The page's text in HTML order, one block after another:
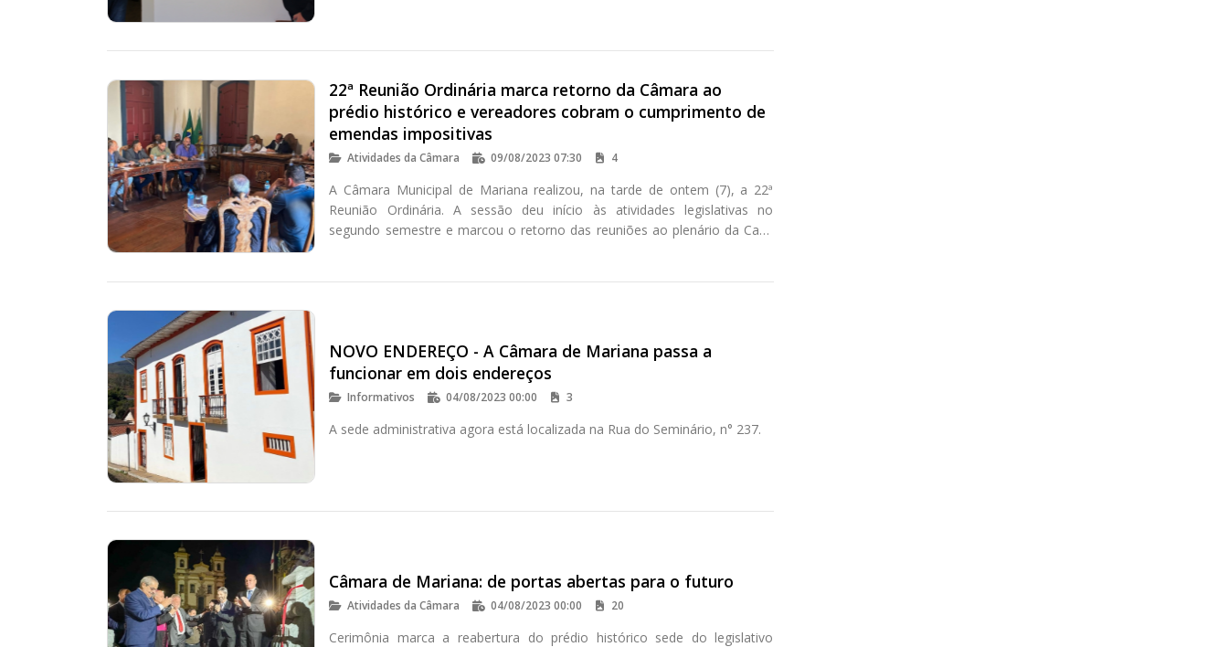
Hélvio Moreira Moraes, no bairro Vila do Carmo.
22ª Reunião Ordinária marca retorno da Câmara ao
prédio histórico e vereadores cobram o cumprimento de
emendas impositivas
Atividades da Câmara 09/08/2023 07:30 4
A Câmara Municipal de Mariana realizou, na tarde de ontem (7), a 22ª
Reunião Ordinária. A sessão deu início às atividades legislativas no
segundo semestre e marcou o retorno das reuniões ao plenário da Casa
NOVO ENDEREÇO - A Câmara de Mariana passa a
funcionar em dois endereços
Informativos 04/08/2023 00:00 3
A sede administrativa agora está localizada na Rua do Seminário, n° 237.
Câmara de Mariana: de portas abertas para o futuro
Atividades da Câmara 04/08/2023 00:00 20
Cerimônia marca a reabertura do prédio histórico sede do legislativo